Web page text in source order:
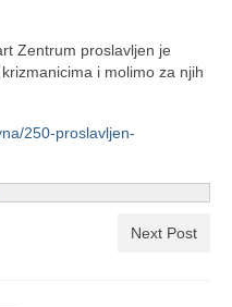
Zentrum proslavljen je
i molimo za njih
250-proslavljen-
Next Post